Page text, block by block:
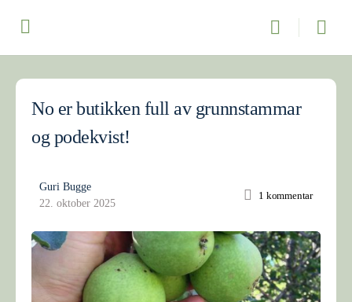
No er butikken full av grunnstammar
og podekvist!
Guri Bugge
22. oktober 2025
1 kommentar